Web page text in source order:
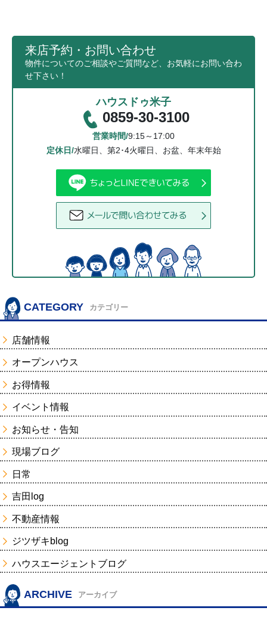
来店予約・お問い合わせ
物件についてのご相談やご質問など、お気軽にお問い合わ
せ下さい！
ハウスドゥ米子
0859-30-3100
営業時間/9:15～17:00
定休日/水曜日、第2･4火曜日、お盆、年末年始
CATEGORY カテゴリー
店舗情報
オープンハウス
お得情報
イベント情報
お知らせ・告知
現場ブログ
日常
吉田log
不動産情報
ジツザキblog
ハウスエージェントブログ
ARCHIVE アーカイブ